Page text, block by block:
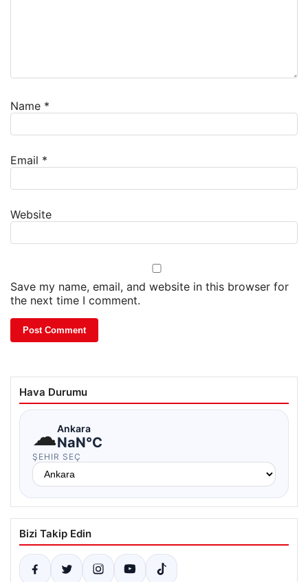
Name *
Email *
Website
Save my name, email, and website in this browser for
the next time I comment.
Hava Durumu
☁Ankara
NaN°C
ŞEHIR SEÇ
Bizi Takip Edin